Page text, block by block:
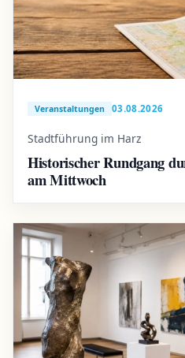
Veranstaltungen 03.08.2026
Stadtführung im Harz
Historischer Rundgang
am Mittwoch